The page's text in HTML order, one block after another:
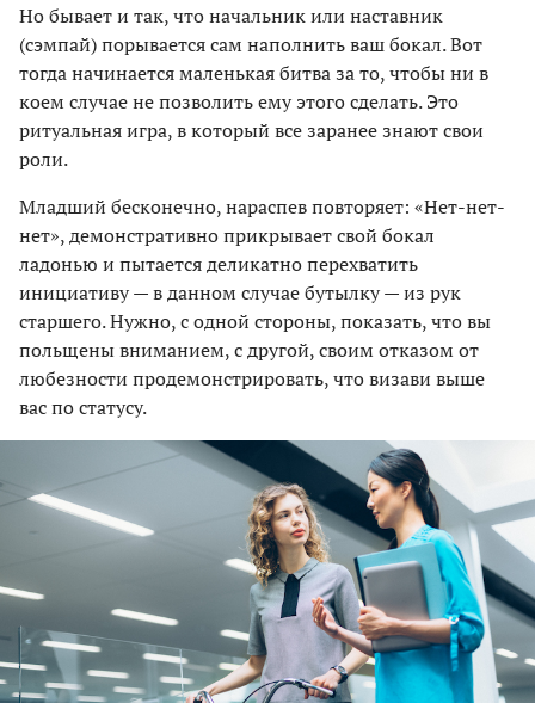
Но бывает и так, что начальник или наставник
(сэмпай) порывается сам наполнить ваш бокал. Вот
тогда начинается маленькая битва за то, чтобы ни в
коем случае не позволить ему этого сделать. Это
ритуальная игра, в который все заранее знают свои
роли.
Младший бесконечно, нараспев повторяет: «Нет-нет-
нет», демонстративно прикрывает свой бокал
ладонью и пытается деликатно перехватить
инициативу — в данном случае бутылку — из рук
старшего. Нужно, с одной стороны, показать, что вы
польщены вниманием, с другой, своим отказом от
любезности продемонстрировать, что визави выше
вас по статусу.